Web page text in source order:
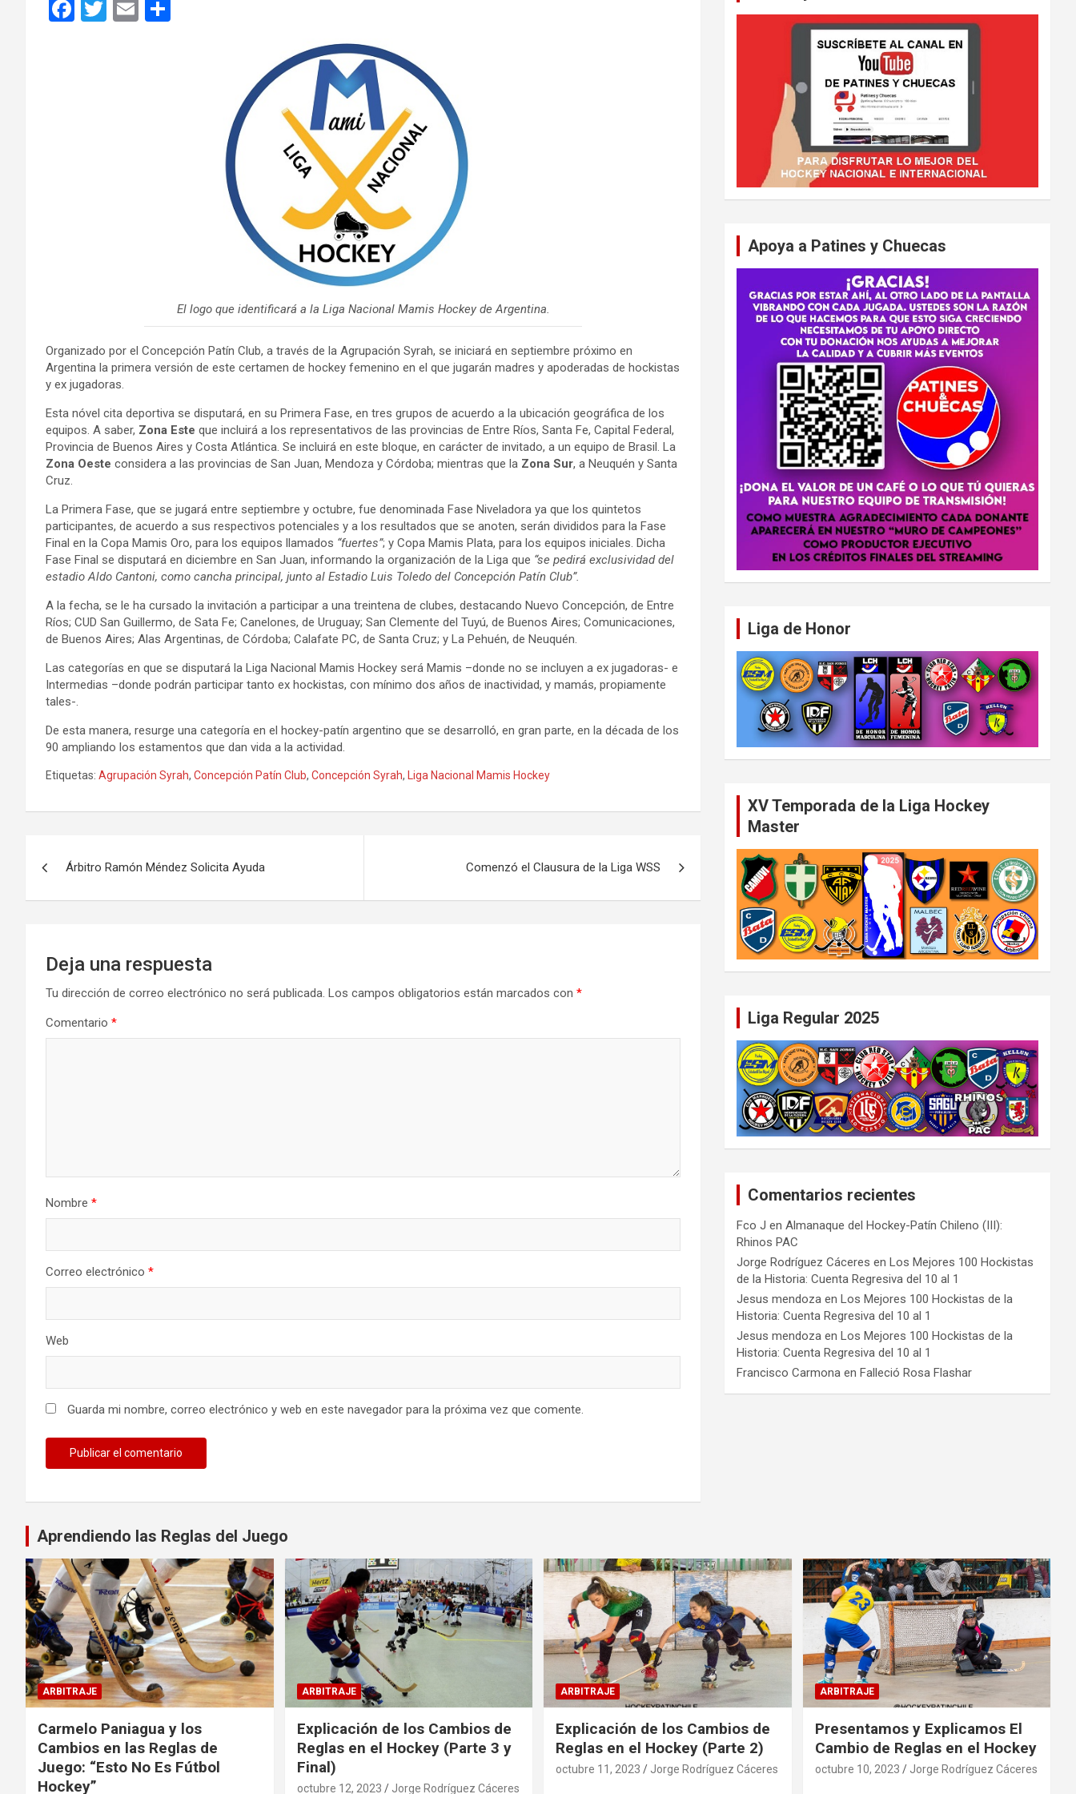
F
T
E
El logo que identificará a la Liga Nacional Mamis Hockey de Argentina.
Organizado por el Concepción Patín Club, a través de la Agrupación Syrah, se iniciará en septiembre próximo en
Argentina la primera versión de este certamen de hockey femenino en el que jugarán madres y apoderadas de hockistas
y ex jugadoras.
Esta nóvel cita deportiva se disputará, en su Primera Fase, en tres grupos de acuerdo a la ubicación geográfica de los
equipos. A saber, Zona Este que incluirá a los representativos de las provincias de Entre Ríos, Santa Fe, Capital Federal,
Provincia de Buenos Aires y Costa Atlántica. Se incluirá en este bloque, en carácter de invitado, a un equipo de Brasil. La
Zona Oeste considera a las provincias de San Juan, Mendoza y Córdoba; mientras que la Zona Sur, a Neuquén y Santa
Cruz.
La Primera Fase, que se jugará entre septiembre y octubre, fue denominada Fase Niveladora ya que los quintetos
participantes, de acuerdo a sus respectivos potenciales y a los resultados que se anoten, serán divididos para la Fase
Final en la Copa Mamis Oro, para los equipos llamados “fuertes”; y Copa Mamis Plata, para los equipos iniciales. Dicha
Fase Final se disputará en diciembre en San Juan, informando la organización de la Liga que “se pedirá exclusividad del
estadio Aldo Cantoni, como cancha principal, junto al Estadio Luis Toledo del Concepción Patín Club”.
A la fecha, se le ha cursado la invitación a participar a una treintena de clubes, destacando Nuevo Concepción, de Entre
Ríos; CUD San Guillermo, de Sata Fe; Canelones, de Uruguay; San Clemente del Tuyú, de Buenos Aires; Comunicaciones,
de Buenos Aires; Alas Argentinas, de Córdoba; Calafate PC, de Santa Cruz; y La Pehuén, de Neuquén.
Las categorías en que se disputará la Liga Nacional Mamis Hockey será Mamis –donde no se incluyen a ex jugadoras- e
Intermedias –donde podrán participar tanto ex hockistas, con mínimo dos años de inactividad, y mamás, propiamente
tales-.
De esta manera, resurge una categoría en el hockey-patín argentino que se desarrolló, en gran parte, en la década de los
90 ampliando los estamentos que dan vida a la actividad.
Etiquetas: Agrupación Syrah, Concepción Patín Club, Concepción Syrah, Liga Nacional Mamis Hockey
Árbitro Ramón Méndez Solicita Ayuda Comenzó el Clausura de la Liga WSS
Deja una respuesta
Tu dirección de correo electrónico no será publicada. Los campos obligatorios están marcados con *
Comentario *
Nombre *
Correo electrónico *
Web
Guarda mi nombre, correo electrónico y web en este navegador para la próxima vez que comente.
Apoya a Patines y Chuecas
Liga de Honor
XV Temporada de la Liga Hockey
Master
Liga Regular 2025
Comentarios recientes
Fco J enAlmanaque del Hockey-Patín Chileno (III):
Rhinos PAC
Jorge Rodríguez Cáceres enLos Mejores 100 Hockistas
de la Historia: Cuenta Regresiva del 10 al 1
Jesus mendoza enLos Mejores 100 Hockistas de la
Historia: Cuenta Regresiva del 10 al 1
Jesus mendoza enLos Mejores 100 Hockistas de la
Historia: Cuenta Regresiva del 10 al 1
Francisco Carmona enFalleció Rosa Flashar
Aprendiendo las Reglas del Juego
ARBITRAJE
Carmelo Paniagua y los
Cambios en las Reglas de
Juego: “Esto No Es Fútbol
Hockey”
ARBITRAJE
Explicación de los Cambios de
Reglas en el Hockey (Parte 3 y
Final)
octubre 12, 2023 Jorge Rodríguez Cáceres
ARBITRAJE
Explicación de los Cambios de
Reglas en el Hockey (Parte 2)
octubre 11, 2023 Jorge Rodríguez Cáceres
ARBITRAJE
Presentamos y Explicamos El
Cambio de Reglas en el Hockey
octubre 10, 2023 Jorge Rodríguez Cáceres